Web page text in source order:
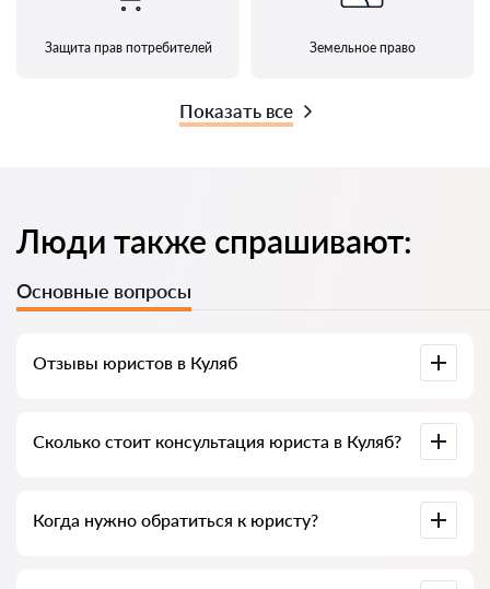
Защита прав потребителей Земельное право
Показать все
Люди также спрашивают:
Основные вопросы
Отзывы юристов в Куляб
Advokat-tj.com — полезны для выбора специалиста.
Сколько стоит консультация юриста в Куляб?
темы вопроса.
Когда нужно обратиться к юристу?